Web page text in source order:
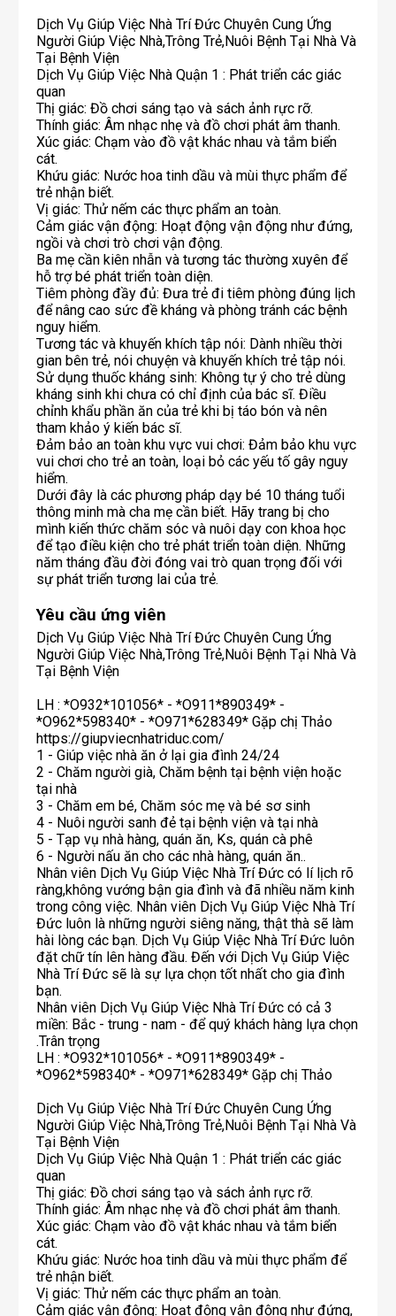
Dịch Vụ Giúp Việc Nhà Trí Đức Chuyên Cung Ứng
Người Giúp Việc Nhà,Trông Trẻ,Nuôi Bệnh Tại Nhà Và
Tại Bệnh Viện
Dịch Vụ Giúp Việc Nhà Quận 1 : Phát triển các giác
quan
Thị giác: Đồ chơi sáng tạo và sách ảnh rực rỡ.
Thính giác: Âm nhạc nhẹ và đồ chơi phát âm thanh.
Xúc giác: Chạm vào đồ vật khác nhau và tắm biển
cát.
Khứu giác: Nước hoa tinh dầu và mùi thực phẩm để
trẻ nhận biết.
Vị giác: Thử nếm các thực phẩm an toàn.
Cảm giác vận động: Hoạt động vận động như đứng,
ngồi và chơi trò chơi vận động.
Ba mẹ cần kiên nhẫn và tương tác thường xuyên để
hỗ trợ bé phát triển toàn diện.
Tiêm phòng đầy đủ: Đưa trẻ đi tiêm phòng đúng lịch
để nâng cao sức đề kháng và phòng tránh các bệnh
nguy hiểm.
Tương tác và khuyến khích tập nói: Dành nhiều thời
gian bên trẻ, nói chuyện và khuyến khích trẻ tập nói.
Sử dụng thuốc kháng sinh: Không tự ý cho trẻ dùng
kháng sinh khi chưa có chỉ định của bác sĩ. Điều
chỉnh khẩu phần ăn của trẻ khi bị táo bón và nên
tham khảo ý kiến bác sĩ.
Đảm bảo an toàn khu vực vui chơi: Đảm bảo khu vực
vui chơi cho trẻ an toàn, loại bỏ các yếu tố gây nguy
hiểm.
Dưới đây là các phương pháp dạy bé 10 tháng tuổi
thông minh mà cha mẹ cần biết. Hãy trang bị cho
mình kiến thức chăm sóc và nuôi dạy con khoa học
để tạo điều kiện cho trẻ phát triển toàn diện. Những
năm tháng đầu đời đóng vai trò quan trọng đối với
Yêu cầu ứng viên
Dịch Vụ Giúp Việc Nhà Trí Đức Chuyên Cung Ứng
Người Giúp Việc Nhà,Trông Trẻ,Nuôi Bệnh Tại Nhà Và
Tại Bệnh Viện
LH : *O932*101056* - *O911*890349* -
*O962*598340* - *O971*628349* Gặp chị Thảo
https://giupviecnhatriduc.com/
1 - Giúp việc nhà ăn ở lại gia đình 24/24
2 - Chăm người già, Chăm bệnh tại bệnh viện hoặc
tại nhà
3 - Chăm em bé, Chăm sóc mẹ và bé sơ sinh
4 - Nuôi người sanh đẻ tại bệnh viện và tại nhà
5 - Tạp vụ nhà hàng, quán ăn, Ks, quán cà phê
6 - Người nấu ăn cho các nhà hàng, quán ăn..
Nhân viên Dịch Vụ Giúp Việc Nhà Trí Đức có lí lịch rõ
ràng,không vướng bận gia đình và đã nhiều năm kinh
trong công việc. Nhân viên Dịch Vụ Giúp Việc Nhà Trí
Đức luôn là những người siêng năng, thật thà sẽ làm
hài lòng các bạn. Dịch Vụ Giúp Việc Nhà Trí Đức luôn
đặt chữ tín lên hàng đầu. Đến với Dịch Vụ Giúp Việc
Nhà Trí Đức sẽ là sự lựa chọn tốt nhất cho gia đình
bạn.
Nhân viên Dịch Vụ Giúp Việc Nhà Trí Đức có cả 3
miền: Bắc - trung - nam - để quý khách hàng lựa chọn
.Trân trọng
LH : *O932*101056* - *O911*890349* -
*O962*598340* - *O971*628349* Gặp chị Thảo
Dịch Vụ Giúp Việc Nhà Trí Đức Chuyên Cung Ứng
Người Giúp Việc Nhà,Trông Trẻ,Nuôi Bệnh Tại Nhà Và
Tại Bệnh Viện
Dịch Vụ Giúp Việc Nhà Quận 1 : Phát triển các giác
quan
Thị giác: Đồ chơi sáng tạo và sách ảnh rực rỡ.
Thính giác: Âm nhạc nhẹ và đồ chơi phát âm thanh.
Xúc giác: Chạm vào đồ vật khác nhau và tắm biển
cát.
Khứu giác: Nước hoa tinh dầu và mùi thực phẩm để
trẻ nhận biết.
Vị giác: Thử nếm các thực phẩm an toàn.
Cảm giác vận động: Hoạt động vận động như đứng,